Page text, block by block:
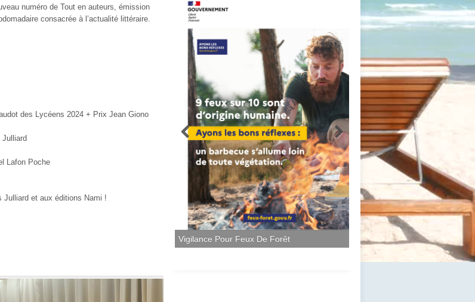
numéro de Tout en auteurs, émission
consacrée à l’actualité littéraire.
des Lycéens 2024 + Prix Jean Giono
Lafon Poche
Julliard et aux éditions Nami !